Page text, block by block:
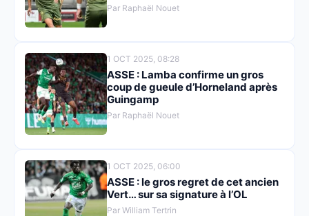
Par Raphaël Nouet
1 OCT 2025, 08:28
ASSE : Lamba confirme un gros
coup de gueule d’Horneland après
Guingamp
Par Raphaël Nouet
1 OCT 2025, 06:00
ASSE : le gros regret de cet ancien
Vert… sur sa signature à l’OL
Par William Tertrin